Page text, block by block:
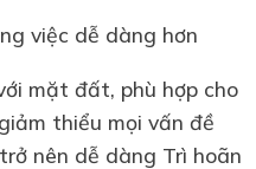
việc dễ dàng hơn
mặt đất, phù hợp cho
thiểu mọi vấn đề
nên dễ dàng Trì hoãn